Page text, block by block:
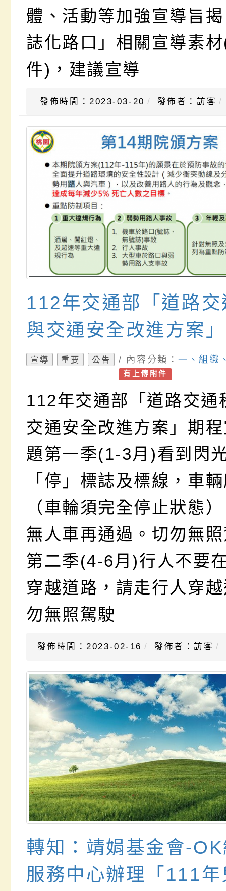
體、活動等加強宣導旨
誌化路口」相關宣導素
件)，建議宣導
發佈時間：2023-03-20 發佈者：訪客
112年交通部「道路
與交通安全改進方案」
宣導 重要 公告 / 內容分類：一、組織
有上傳附件
112年交通部「道路交通
交通安全改進方案」期
題第一季(1-3月)看到閃
「停」標誌及標線，車
（車輪須完全停止狀態
無人車再通過。切勿無
第二季(4-6月)行人不要
穿越道路，請走行人穿
勿無照駕駛
發佈時間：2023-02-16 發佈者：訪客
轉知：靖娟基金會-
服務中心辦理「111